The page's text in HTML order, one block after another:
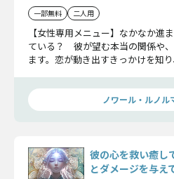
一部無料 二人用
【女性専用メニュー】なかなか
ている？ 彼が望む本当の関係や
ます。恋が動き出すきっかけを知
ノワール・ルノル
彼の心を救い癒し
とダメージを与え